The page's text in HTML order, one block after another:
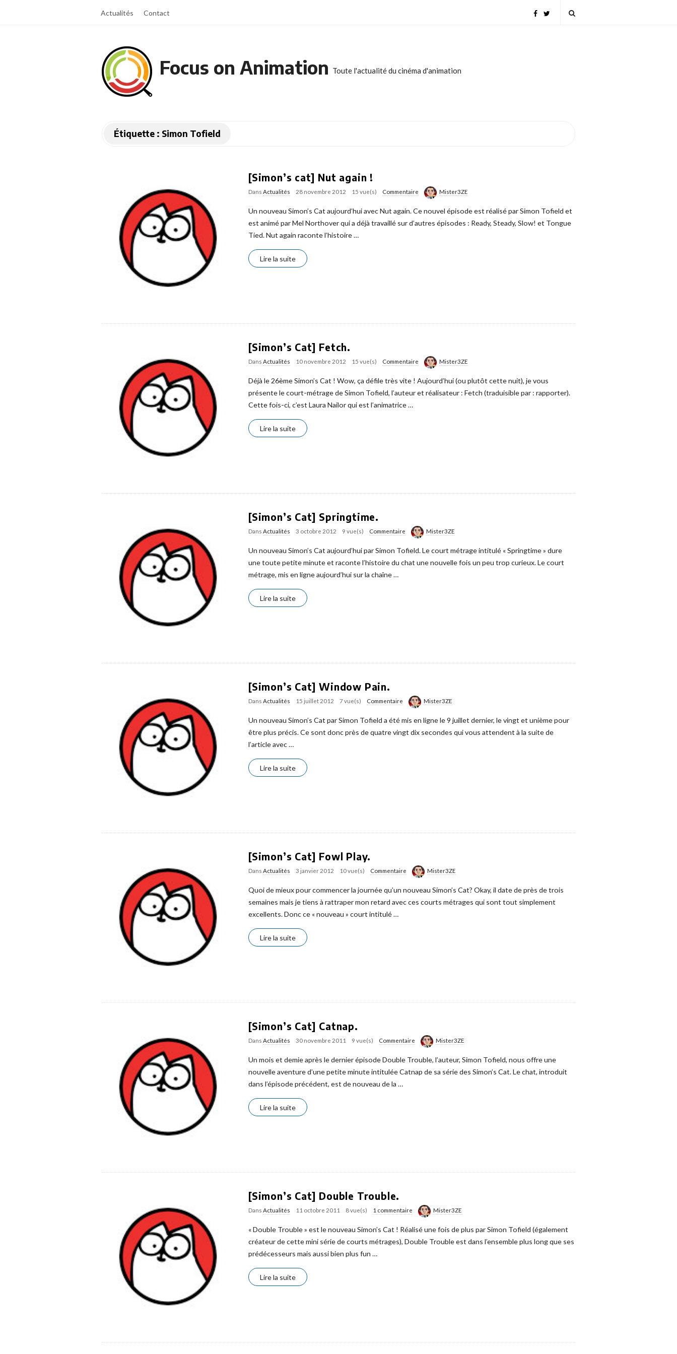
Actualités Contact
Focus on Animation Toute l'actualité du cinéma d'animation
Étiquette : Simon Tofield
[Simon’s cat] Nut again !
Dans Actualités 28 novembre 2012 15 vue(s) Commentaire Mister3ZE
Un nouveau Simon’s Cat aujourd’hui avec Nut again. Ce nouvel épisode est réalisé par Simon Tofield et
est animé par Mel Northover qui a déjà travaillé sur d’autres épisodes : Ready, Steady, Slow! et Tongue
Tied. Nut again raconte l’histoire…
Lire la suite
[Simon’s Cat] Fetch.
Dans Actualités 10 novembre 2012 15 vue(s) Commentaire Mister3ZE
Déjà le 26ème Simon’s Cat ! Wow, ça défile très vite ! Aujourd’hui (ou plutôt cette nuit), je vous
présente le court-métrage de Simon Tofield, l’auteur et réalisateur : Fetch (traduisible par : rapporter).
Cette fois-ci, c’est Laura Nailor qui est l’animatrice…
Lire la suite
[Simon’s Cat] Springtime.
Dans Actualités 3 octobre 2012 9 vue(s) Commentaire Mister3ZE
Un nouveau Simon’s Cat aujourd’hui par Simon Tofield. Le court métrage intitulé « Springtime » dure
une toute petite minute et raconte l’histoire du chat une nouvelle fois un peu trop curieux. Le court
métrage, mis en ligne aujourd’hui sur la chaîne…
Lire la suite
[Simon’s Cat] Window Pain.
Dans Actualités 15 juillet 2012 7 vue(s) Commentaire Mister3ZE
Un nouveau Simon’s Cat par Simon Tofield a été mis en ligne le 9 juillet dernier, le vingt et unième pour
être plus précis. Ce sont donc près de quatre vingt dix secondes qui vous attendent à la suite de
l’article avec…
Lire la suite
[Simon’s Cat] Fowl Play.
Dans Actualités 3 janvier 2012 10 vue(s) Commentaire Mister3ZE
Quoi de mieux pour commencer la journée qu’un nouveau Simon’s Cat? Okay, il date de près de trois
semaines mais je tiens à rattraper mon retard avec ces courts métrages qui sont tout simplement
excellents. Donc ce « nouveau » court intitulé…
Lire la suite
[Simon’s Cat] Catnap.
Dans Actualités 30 novembre 2011 9 vue(s) Commentaire Mister3ZE
Un mois et demie après le dernier épisode Double Trouble, l’auteur, Simon Tofield, nous offre une
nouvelle aventure d’une petite minute intitulée Catnap de sa série des Simon’s Cat. Le chat, introduit
dans l’épisode précédent, est de nouveau de la …
Lire la suite
[Simon’s Cat] Double Trouble.
Dans Actualités 11 octobre 2011 8 vue(s) 1 commentaire Mister3ZE
« Double Trouble » est le nouveau Simon’s Cat ! Réalisé une fois de plus par Simon Tofield (également
créateur de cette mini série de courts métrages), Double Trouble est dans l’ensemble plus long que ses
prédécesseurs mais aussi bien plus fun …
Lire la suite